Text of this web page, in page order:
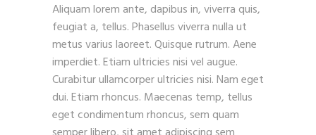
Aliquam lorem ante, dapibus in, viverra quis,
feugiat a, tellus. Phasellus viverra nulla ut
metus varius laoreet. Quisque rutrum. Aene
imperdiet. Etiam ultricies nisi vel augue.
Curabitur ullamcorper ultricies nisi. Nam eget
dui. Etiam rhoncus. Maecenas temp, tellus
eget condimentum rhoncus, sem quam